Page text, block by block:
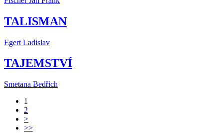
TALISMAN
Egert Ladislav
TAJEMSTVÍ
Smetana Bedřich
1
2
>
>>